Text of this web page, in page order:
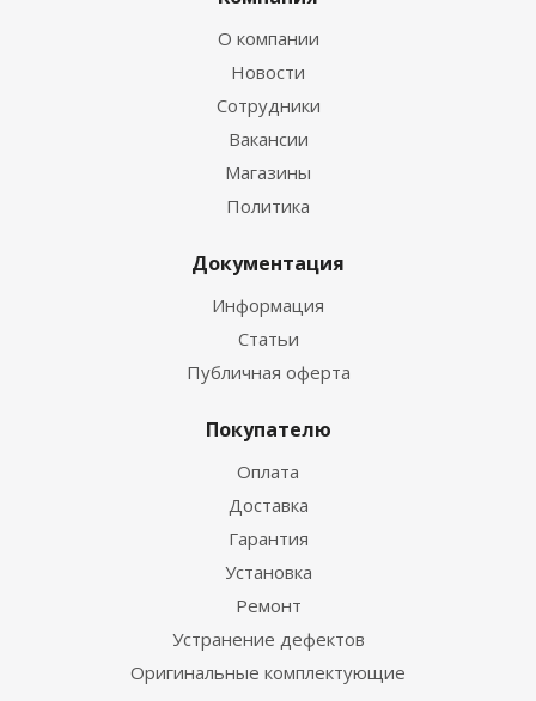
О компании
Новости
Сотрудники
Вакансии
Магазины
Политика
Документация
Информация
Статьи
Публичная оферта
Покупателю
Оплата
Доставка
Гарантия
Установка
Ремонт
Устранение дефектов
Оригинальные комплектующие